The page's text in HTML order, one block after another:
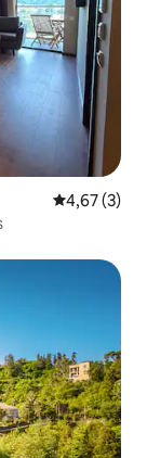
4,67 de
4,67 (3)